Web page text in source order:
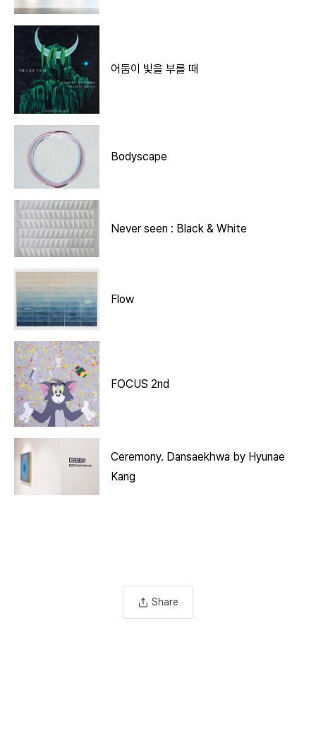
어둠이 빛을 부를 때
Bodyscape
Never seen : Black & White
Flow
FOCUS 2nd
Ceremony. Dansaekhwa by Hyunae
Kang
Share